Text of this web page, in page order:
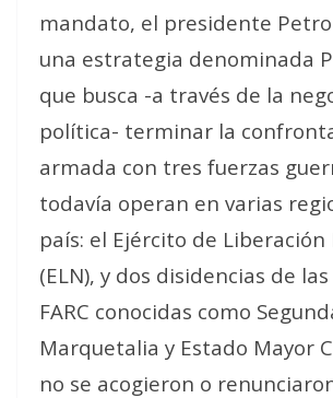
mandato, el presidente
una estrategia denominada
que busca -a través de la
política- terminar la
armada con tres fuerzas
todavía operan en varias
país: el Ejército de Liberación
(ELN), y dos disidencias de
FARC conocidas como
Marquetalia y Estado Mayor
no se acogieron o